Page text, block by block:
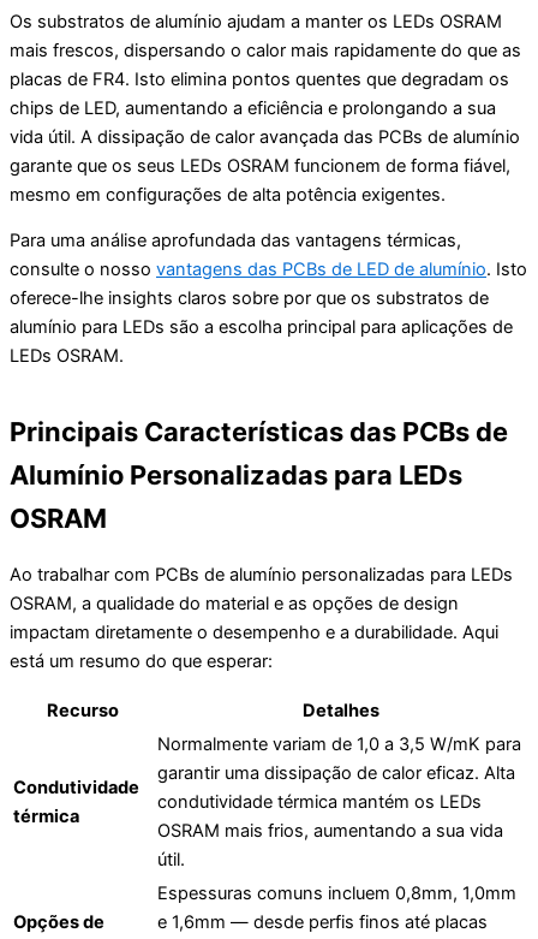
Os substratos de alumínio ajudam a manter os LEDs OSRAM
mais frescos, dispersando o calor mais rapidamente do que as
placas de FR4. Isto elimina pontos quentes que degradam os
chips de LED, aumentando a eficiência e prolongando a sua
vida útil. A dissipação de calor avançada das PCBs de alumínio
garante que os seus LEDs OSRAM funcionem de forma fiável,
mesmo em configurações de alta potência exigentes.
Para uma análise aprofundada das vantagens térmicas,
consulte o nosso vantagens das PCBs de LED de alumínio. Isto
oferece-lhe insights claros sobre por que os substratos de
alumínio para LEDs são a escolha principal para aplicações de
LEDs OSRAM.
Principais Características das PCBs de
Alumínio Personalizadas para LEDs
OSRAM
Ao trabalhar com PCBs de alumínio personalizadas para LEDs
OSRAM, a qualidade do material e as opções de design
impactam diretamente o desempenho e a durabilidade. Aqui
está um resumo do que esperar:
Recurso Detalhes
Condutividade
térmica
Normalmente variam de 1,0 a 3,5 W/mK para
garantir uma dissipação de calor eficaz. Alta
condutividade térmica mantém os LEDs
OSRAM mais frios, aumentando a sua vida
útil.
Opções de
Espessuras comuns incluem 0,8mm, 1,0mm
e 1,6mm — desde perfis finos até placas